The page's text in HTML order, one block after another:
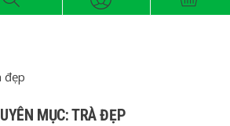
đẹp
MỤC: TRÀ ĐẸP